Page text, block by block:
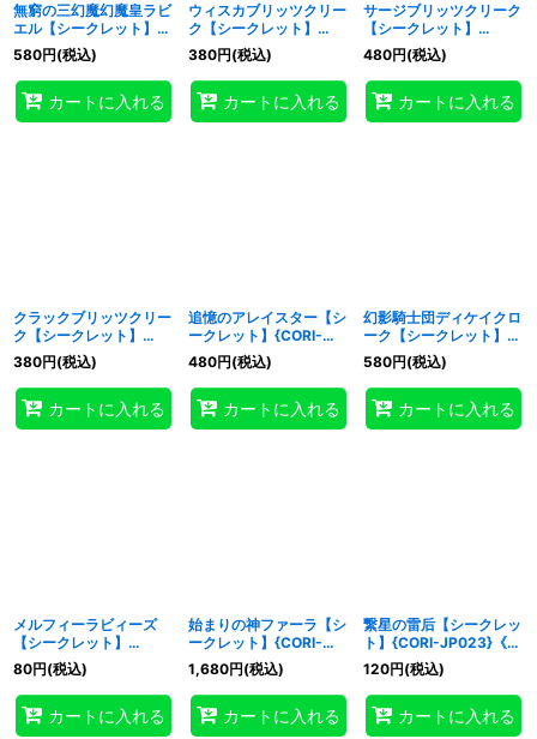
無窮の三幻魔幻魔皇ラビ
エル【シークレット】
{CORI-JP007}《モンス
ター》
580円(税込)
カートに入れる
ウィスカブリッツクリー
ク【シークレット】
{CORI-JP010}《モンス
ター》
380円(税込)
カートに入れる
サージブリッツクリーク
【シークレット】
{CORI-JP011}《モンス
ター》
480円(税込)
カートに入れる
クラックブリッツクリー
ク【シークレット】
{CORI-JP012}《モンス
ター》
380円(税込)
カートに入れる
追憶のアレイスター【シ
ークレット】{CORI-
JP015}《モンスター》
480円(税込)
カートに入れる
幻影騎士団ディケイクロ
ーク【シークレット】
{CORI-JP018}《モンス
ター》
580円(税込)
カートに入れる
メルフィーラビィーズ
【シークレット】
{CORI-JP021}《モンス
ター》
80円(税込)
カートに入れる
始まりの神ファーラ【シ
ークレット】{CORI-
JP022}《モンスター》
1,680円(税込)
カートに入れる
繋星の雷后【シークレッ
ト】{CORI-JP023}《モ
ンスター》
120円(税込)
カートに入れる